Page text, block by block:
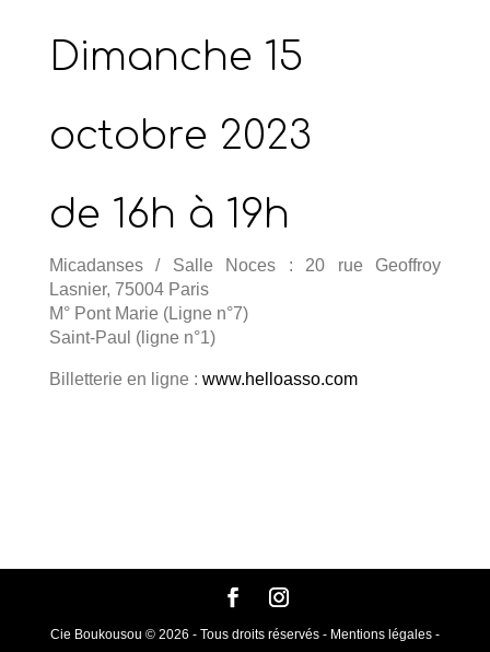
Dimanche 15
octobre 2023
de 16h à 19h
Micadanses / Salle Noces : 20 rue Geoffroy
Lasnier, 75004 Paris
M° Pont Marie (Ligne n°7)
Saint-Paul (ligne n°1)
Billetterie en ligne : www.helloasso.com
Cie Boukousou © 2026 - Tous droits réservés - Mentions légales -